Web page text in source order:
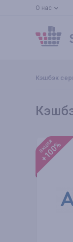
О нас
Кэшбэк
акция
+100%